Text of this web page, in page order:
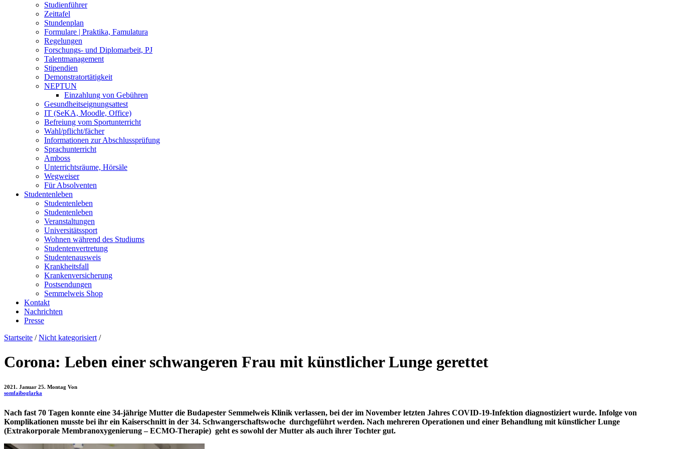
Studienführer
Zeittafel
Stundenplan
Formulare | Praktika, Famulatura
Regelungen
Forschungs- und Diplomarbeit, PJ
Talentmanagement
Stipendien
Demonstratortätigkeit
NEPTUN
Einzahlung von Gebühren
Gesundheitseignungsattest
IT (SeKA, Moodle, Office)
Befreiung vom Sportunterricht
Wahl/pflicht/fächer
Informationen zur Abschlussprüfung
Sprachunterricht
Amboss
Unterrichtsräume, Hörsäle
Wegweiser
Für Absolventen
Studentenleben
Studentenleben
Studentenleben
Veranstaltungen
Universitätssport
Wohnen während des Studiums
Studentenvertretung
Studentenausweis
Krankheitsfall
Krankenversicherung
Postsendungen
Semmelweis Shop
Kontakt
Nachrichten
Presse
Startseite / Nicht kategorisiert /
Corona: Leben einer schwangeren Frau mit künstlicher Lunge gerettet
2021. Januar 25. Montag Von
somfaiboglarka
Nach fast 70 Tagen konnte eine 34-jährige Mutter die Budapester Semmelweis Klinik verlassen, bei der im November letzten Jahres COVID-19-Infektion diagnostiziert wurde. Infolge von
Komplikationen musste bei ihr ein Kaiserschnitt in der 34. Schwangerschaftswoche durchgeführt werden. Nach mehreren Operationen und einer Behandlung mit künstlicher Lunge
(Extrakorporale Membranoxygenierung – ECMO-Therapie) geht es sowohl der Mutter als auch ihrer Tochter gut.